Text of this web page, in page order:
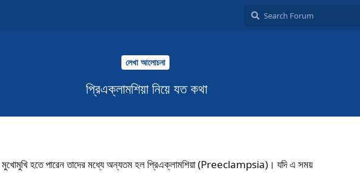
লেখা আলোচনা
প্রিএক্লামশিয়া নিয়ে যত কথা
মুখোমুখি হতে পারেন তাদের মধ্যে অন্যতম হল প্রিএক্লামশিয়া (Preeclampsia)। যদি এ সময়